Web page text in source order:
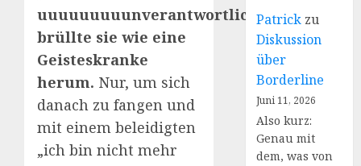
uuuuuuuuunverantwortlich!“,
brüllte sie wie eine
Geisteskranke
herum. Nur, um sich
danach zu fangen und
mit einem beleidigten
„ich bin nicht mehr
Patrick zu
Diskussion
über
Borderline
Juni 11, 2026
Also kurz:
Genau mit
dem, was von